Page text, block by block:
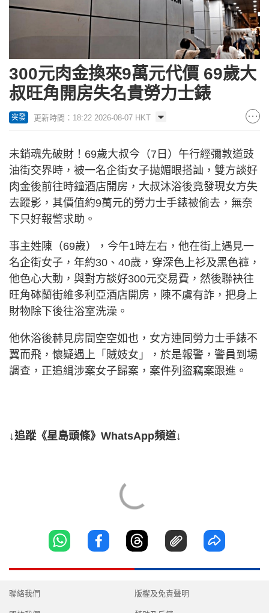
300元肉金換來9萬元代價 69歲大
叔旺角開房失名貴勞力士錶
突發 更新時間：18:22 2026-08-07 HKT
未銷魂先破財！69歲大叔今（7日）午行經彌敦道豉
油街交界時，被一名企街女子拋媚眼搭訕，雙方談好
肉金後前往時鐘酒店開房，大叔沐浴後竟發現女方失
去蹤影，其價值約9萬元的勞力士手錶被偷去，無奈
下只好報警求助。
事主姓陳（69歲），今午1時左右，他在街上遇見一
名企街女子，年約30、40歲，穿深色上衫及黑色褲，
他色心大動，與對方談好300元交易費，然後聯袂往
旺角砵蘭街維多利亞酒店開房，陳不虞有詐，把身上
財物除下後往浴室洗澡。
他休浴後赫見房間空空如也，女方連同勞力士手錶不
翼而飛，懷疑遇上「賊妓女」，於是報警，警員到場
調查，正追緝涉案女子歸案，案件列盜竊案跟進。
↓追蹤《星島頭條》WhatsApp頻道↓
聯絡我們 版權及免責聲明